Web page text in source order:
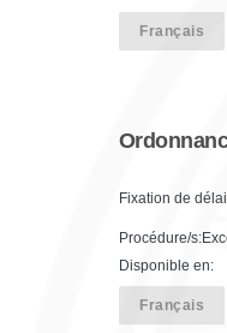
Français
Fixation de
Procédure/
Disponible en:
Français